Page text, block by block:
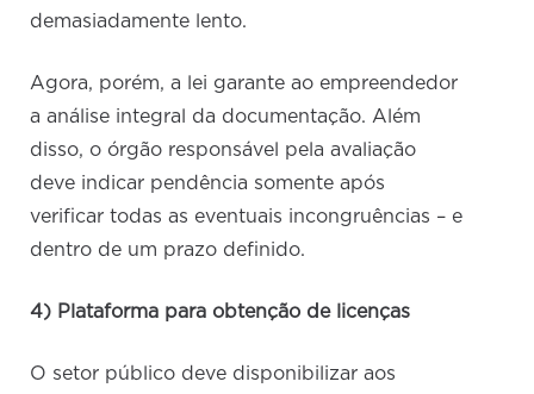
demasiadamente lento.
Agora, porém, a lei garante ao empreendedor
a análise integral da documentação. Além
disso, o órgão responsável pela avaliação
deve indicar pendência somente após
verificar todas as eventuais incongruências – e
dentro de um prazo definido.
4) Plataforma para obtenção de licenças
O setor público deve disponibilizar aos